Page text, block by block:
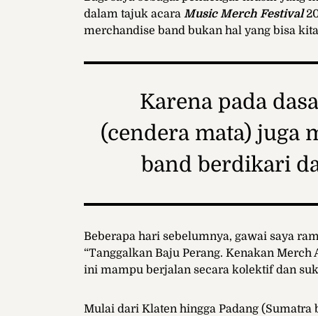
dalam tajuk acara Music Merch Festival
merchandise band bukan hal yang bisa
Karena pada
(cendera mata) juga
band berdikari
Beberapa hari sebelumnya, gawai saya
“Tanggalkan Baju Perang. Kenakan
ini mampu berjalan secara kolektif dan
Mulai dari Klaten hingga Padang